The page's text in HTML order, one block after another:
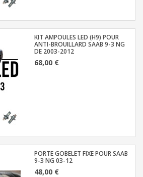
KIT AMPOULES LED (H9) POUR
ANTI-BROUILLARD SAAB 9-3 NG
DE 2003-2012
68,00 €
PORTE GOBELET FIXE POUR SAAB
9-3 NG 03-12
48,00 €